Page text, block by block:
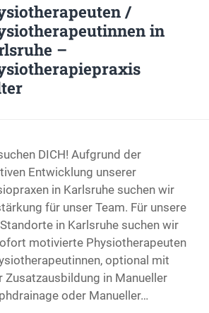
/
in
–
DICH! Aufgrund der
Entwicklung unserer
in Karlsruhe suchen wir
für unser Team. Für unsere
in Karlsruhe suchen wir
motivierte Physiotherapeuten
optional mit
Zusatzausbildung in Manueller
oder Manueller…